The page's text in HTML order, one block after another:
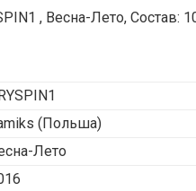
, Весна-Лето, Состав:
(Польша)
Лето